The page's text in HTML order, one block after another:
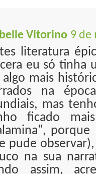
Vitorino 9 de
literatura
eu só tinha
mais
na
mas
ficado
pude
na sua
assim,